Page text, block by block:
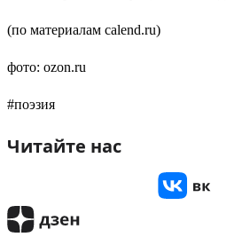
(по материалам calend.ru)
фото: ozon.ru
#поэзия
Читайте нас